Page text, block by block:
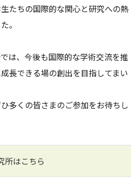
たちの国際的な関心と研究への熱
。
は、今後も国際的な学術交流を推
長できる場の創出を目指してまい
多くの皆さまのご参加をお待ちし
所はこちら